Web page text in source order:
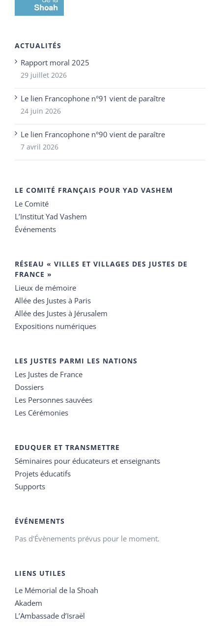
ACTUALITÉS
Rapport moral 2025
29 juillet 2026
Le lien Francophone n°91 vient de paraître
24 juin 2026
Le lien Francophone n°90 vient de paraître
7 avril 2026
LE COMITÉ FRANÇAIS POUR YAD VASHEM
Le Comité
L’Institut Yad Vashem
Événements
RÉSEAU « VILLES ET VILLAGES DES JUSTES DE
FRANCE »
Lieux de mémoire
Allée des Justes à Paris
Allée des Justes à Jérusalem
Expositions numériques
LES JUSTES PARMI LES NATIONS
Les Justes de France
Dossiers
Les Personnes sauvées
Les Cérémonies
EDUQUER ET TRANSMETTRE
Séminaires pour éducateurs et enseignants
Projets éducatifs
Supports
ÉVÉNEMENTS
Pas d'Évènements prévus pour le moment.
LIENS UTILES
Le Mémorial de la Shoah
Akadem
L’Ambassade d’Israël